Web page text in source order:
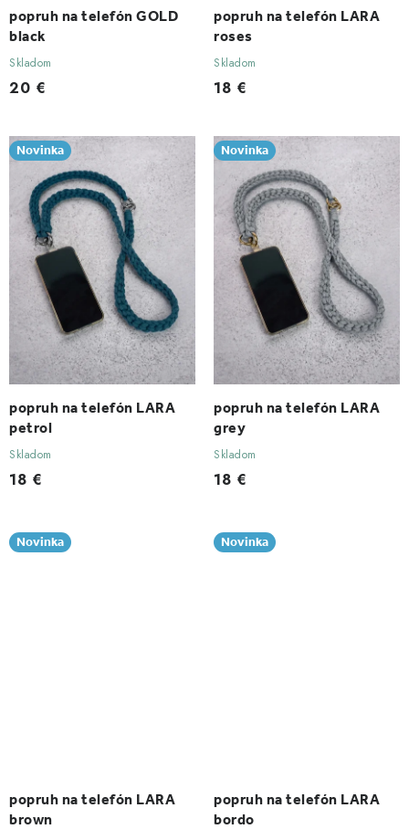
popruh na telefón GOLD
black
Skladom
20 €
popruh na telefón LARA
roses
Skladom
18 €
popruh na telefón LARA
petrol
Novinka
Skladom
18 €
popruh na telefón LARA
grey
Novinka
Skladom
18 €
popruh na telefón LARA
brown
Novinka
popruh na telefón LARA
bordo
Novinka